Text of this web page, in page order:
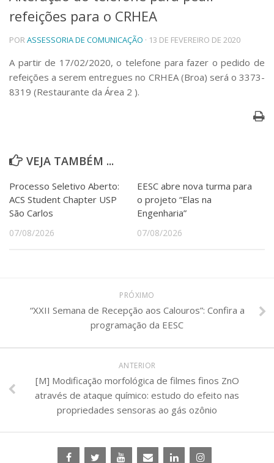
Telefones e Mapas
Pessoas
Ensino
Graduação
Pós-Graduação
Educação a distância
Cursos de Extensão
Pós-doutorado
Transferência de Tecnologia
Empresas Juniores
Extensão à Comunidade
Projetos, Programas e Cursos
Apoio ao Estudante
Segurança, Trânsito e Prevenção
Outros serviços
Assessorias e Mídias
Aplicativos e Sites
Jornal da USP
refeições para o CRHEA
PORASSESSORIA DE COMUNICAÇÃO · 13 DE FEVEREIRO DE 2020
A partir de 17/02/2020, o telefone para fazer o pedido de
refeições a serem entregues no CRHEA (Broa) será o 3373-
8319 (Restaurante da Área 2 ).
VEJA TAMBÉM ...
Processo Seletivo Aberto:
ACS Student Chapter USP
São Carlos
07/08/2026
EESC abre nova turma para
o projeto “Elas na
Engenharia”
07/08/2026
PRÓXIMO
“XXII Semana de Recepção aos Calouros”: Confira a
programação da EESC
ANTERIOR
[M] Modificação morfológica de filmes finos ZnO
através de ataque químico: estudo do efeito nas
propriedades sensoras ao gás ozônio